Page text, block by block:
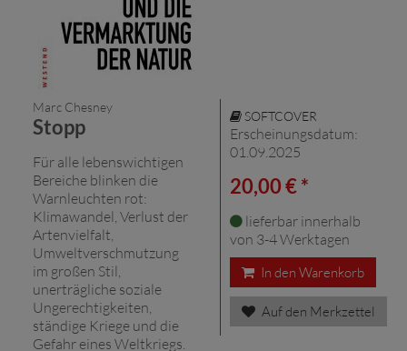
Marc Chesney
Stopp
Für alle lebenswichtigen
Bereiche blinken die
Warnleuchten rot:
Klimawandel, Verlust der
Artenvielfalt,
Umweltverschmutzung
im großen Stil,
unerträgliche soziale
Ungerechtigkeiten,
ständige Kriege und die
Gefahr eines Weltkriegs.
SOFTCOVER
Erscheinungsdatum:
01.09.2025
20,00 € *
lieferbar innerhalb
von 3-4 Werktagen
In den Warenkorb
Auf den Merkzettel